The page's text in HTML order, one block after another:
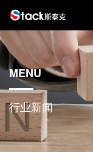
MENU
行业新闻